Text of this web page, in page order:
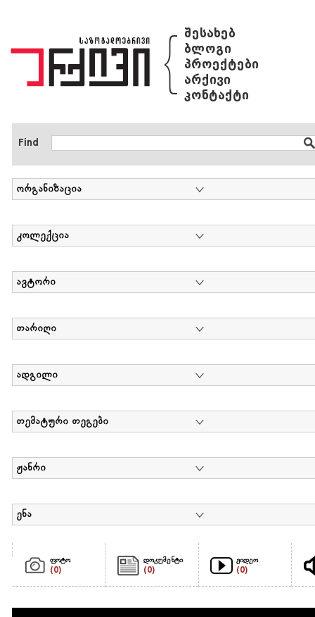
{ შესახებ
ბლოგი
პროექტები
არქივი
კონტაქტი
Find
ორგანიზაცია
კოლექცია
ავტორი
თარიღი
ადგილი
თემატური თეგები
ჟანრი
ენა
ფოტო
(0)
დოკუმენტი
(0)
ვიდეო
(0)